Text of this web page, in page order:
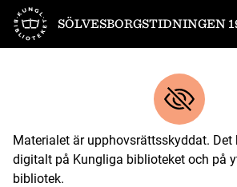
Till startsidan
SÖLVESBORGSTIDNINGEN
Materialet är upphovsrättsskyddat. Det
digitalt på Kungliga biblioteket och på
bibliotek.